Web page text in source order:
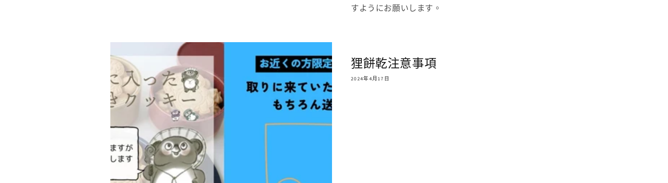
すようにお願いします。
狸餅乾注意事項
2024年4月17日